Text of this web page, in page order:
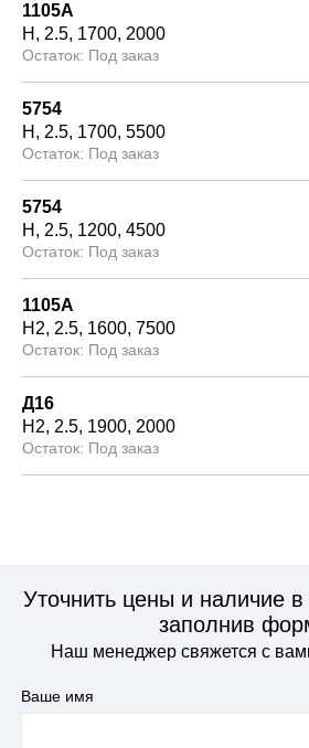
1105А
Н
2.5 1700 2000
Под заказ
5754
Н
2.5 1700 5500
Под заказ
5754
Н
2.5 1200 4500
Под заказ
1105А
Н2 2.5 1600 7500
Под заказ
Д16
Н2 2.5 1900 2000
Под заказ
Уточнить цены и наличие
заполнив
Наш менеджер свяжется с
Ваше имя